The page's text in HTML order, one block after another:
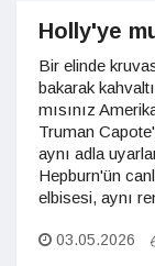
Holly'ye
Bir elinde
bakarak
mısınız
Truman
aynı adla
Hepburn'ün
elbisesi, aynı
03.05.2026